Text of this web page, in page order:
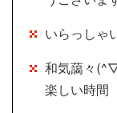
いらっし
和気藹々
楽しい時間